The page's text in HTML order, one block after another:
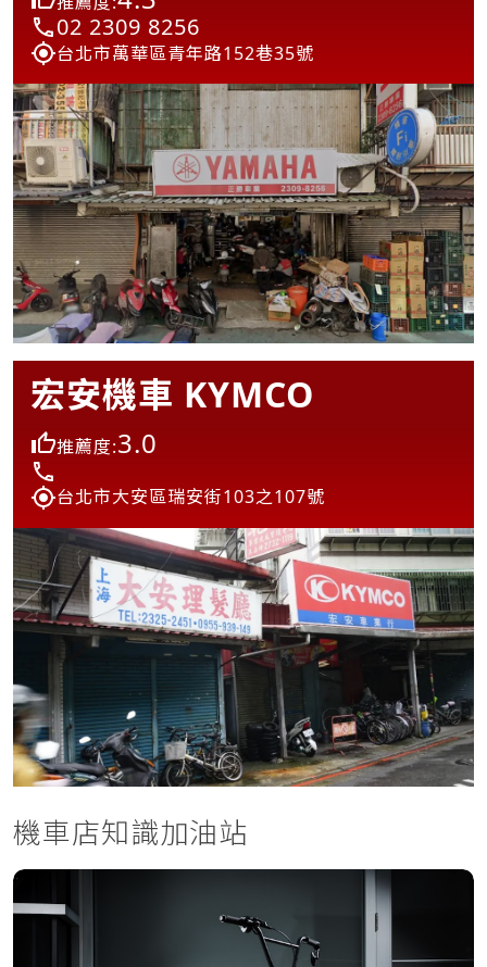
02 2309 8256
台北市萬華區青年路152巷35號
宏安機車 KYMCO
推薦度:3.0
台北市大安區瑞安街103之107號
機車店知識加油站